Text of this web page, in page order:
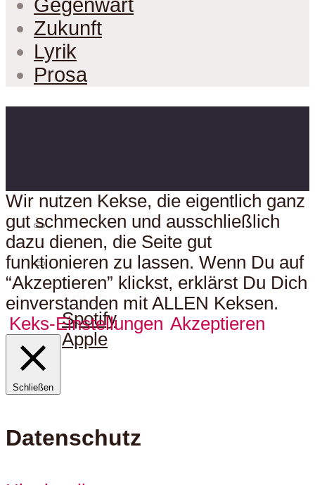
Gegenwart
Zukunft
Lyrik
Prosa
Hier kann man uns auch
hören:
Spotify
Apple
Wir nutzen Kekse, die eigentlich ganz
gut schmecken und ausschließlich
dazu dienen, die Seite gut
funktionieren zu lassen. Wenn Du auf
“Akzeptieren” klickst, erklärst Du Dich
einverstanden mit ALLEN Keksen.
Keks-Einstellungen Akzeptieren
Schließen
Datenschutz